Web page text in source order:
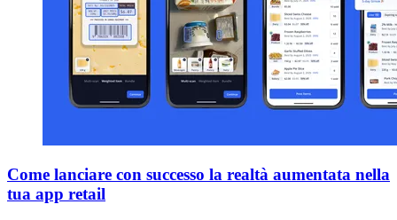
Come lanciare con successo la realtà aumentata nella
tua app retail